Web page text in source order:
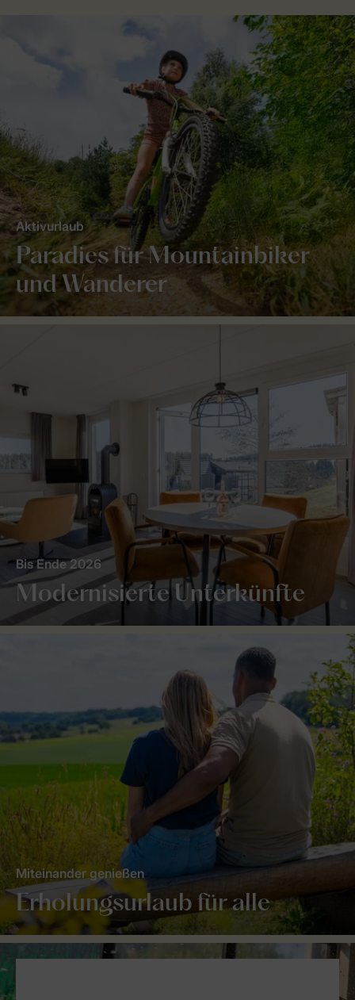
Paradies für Mountainbiker
und Wanderer
Aktivurlaub
Modernisierte Unterkünfte
Bis Ende 2026
Erholungsurlaub für alle
Miteinander genießen